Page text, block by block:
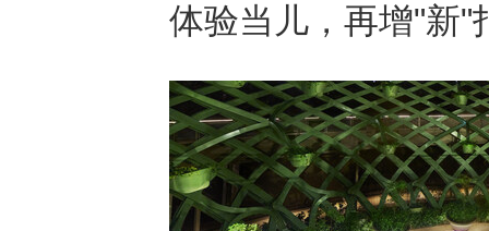
体验当儿，再增"新